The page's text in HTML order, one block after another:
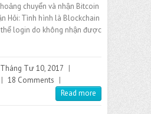
chuyển và nhận Bitcoin
Hỏi: Tình hình là Blockchain
login do không nhận được
Tháng Tư 10, 2017 |
| 18 Comments |
Read more